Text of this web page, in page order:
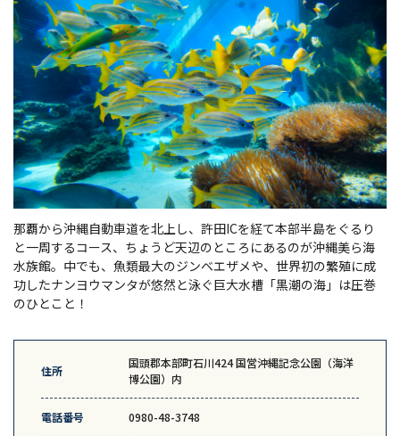
那覇から沖縄自動車道を北上し、許田ICを経て本部半島をぐるり
と一周するコース、ちょうど天辺のところにあるのが沖縄美ら海
水族館。中でも、魚類最大のジンベエザメや、世界初の繁殖に成
功したナンヨウマンタが悠然と泳ぐ巨大水槽「黒潮の海」は圧巻
のひとこと！
住所
国頭郡本部町石川424 国営沖縄記念公園（海洋
博公園）内
電話番号 0980-48-3748